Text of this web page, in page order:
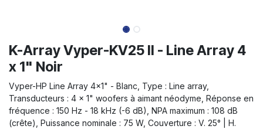
K-Array Vyper-KV25 II - Line Array 4
x 1" Noir
Vyper-HP Line Array 4x1" - Blanc, Type : Line array,
Transducteurs : 4 x 1" woofers à aimant néodyme, Réponse en
fréquence : 150 Hz - 18 kHz (-6 dB), NPA maximum : 108 dB
(crête), Puissance nominale : 75 W, Couverture : V. 25° | H.